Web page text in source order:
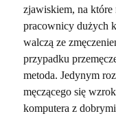
zjawiskiem, na które
pracownicy dużych
walczą ze
przypadku
metoda. Jedynym
męczącego się
komputera z